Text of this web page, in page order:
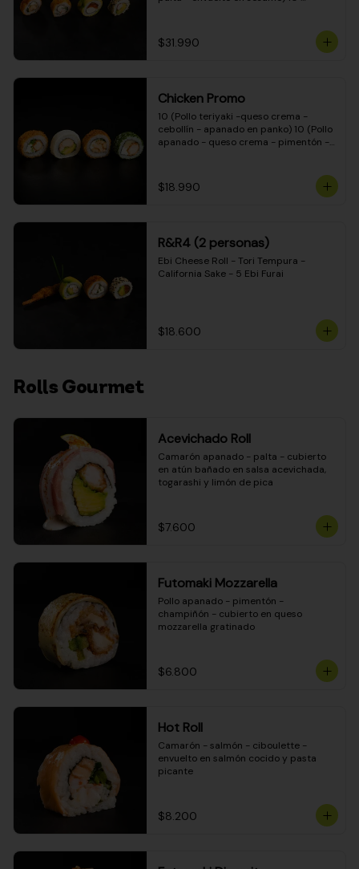
envuelto en queso crema) 10
(Camarón - queso crema - cebollín -
teriyaki - queso crema - cebollín -
envuelto en masa tempura) 10
(Pimentón - queso crema - cebollín -
envuelto en masa tempura)
$31.990
Chicken Promo
10 (Pollo teriyaki -queso crema -
cebollín - apanado en panko) 10 (Pollo
apanado - queso crema - pimentón -
ciboulette) 10 (Pollo teriyaki - palta -
envuelto en queso crema)
$18.990
R&R4 (2 personas)
Ebi Cheese Roll - Tori Tempura -
California Sake - 5 Ebi Furai
$18.600
Rolls Gourmet
Acevichado Roll
Camarón apanado - palta - cubierto
en atún bañado en salsa acevichada,
togarashi y limón de pica
$7.600
Futomaki Mozzarella
Pollo apanado - pimentón -
champiñón - cubierto en queso
mozzarella gratinado
$6.800
Hot Roll
Camarón - salmón - ciboulette -
envuelto en salmón cocido y pasta
picante
$8.200